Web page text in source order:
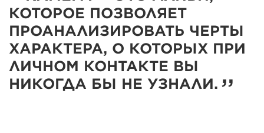
КОТОРОЕ ПОЗВОЛЯЕТ
ПРОАНАЛИЗИРОВАТЬ ЧЕРТЫ
ХАРАКТЕРА, О КОТОРЫХ ПРИ
ЛИЧНОМ КОНТАКТЕ ВЫ
НИКОГДА БЫ НЕ УЗНАЛИ.